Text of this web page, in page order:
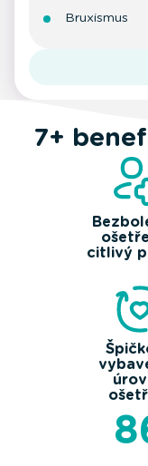
Bruxismus
7+
citlivý